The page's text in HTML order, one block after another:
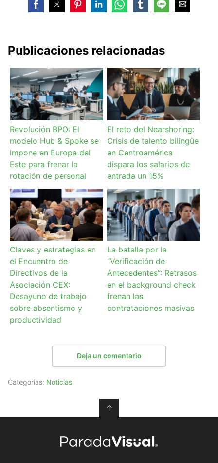
Publicaciones relacionadas
Revolución BPO: El
modelo Hub & Spoke se
impone en Europa del
Este para frenar la
rotación de personal
El reto del Nearshoring:
Crisis de talento bilingüe
en Centroamérica
dispara los salarios de
entrada un 15%
Claves y estrategias en
el Encuentro de
Directivos de la
Asociación CEX:
Desayuno de trabajo
sobre absentismo y
productividad
La batalla por la
“Verificación de
Antecedentes”: Retrasos
en el background check
frenan las
contrataciones masivas
Deja un comentario
Categorías: Noticias
↑